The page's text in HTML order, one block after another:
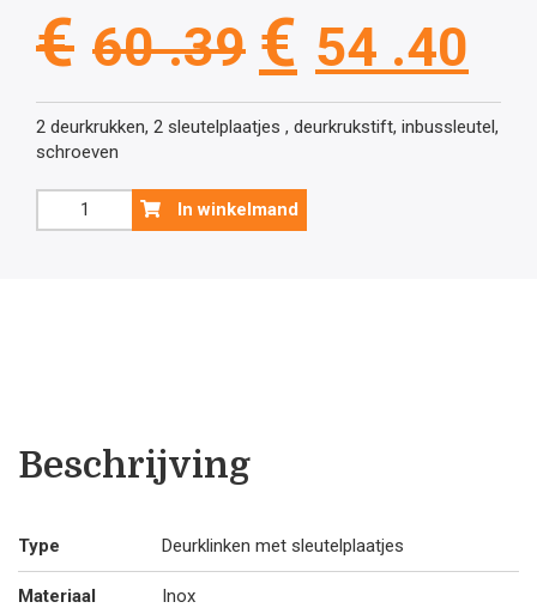
€ 60 .39
prijs
was:
€ 54 .40
2 deurkrukken, 2 sleutelplaatjes , deurkrukstift, inbussleutel,
schroeven
deurklink
In winkelmand
Beschrijving
Type Deurklinken met sleutelplaatjes
Materiaal Inox